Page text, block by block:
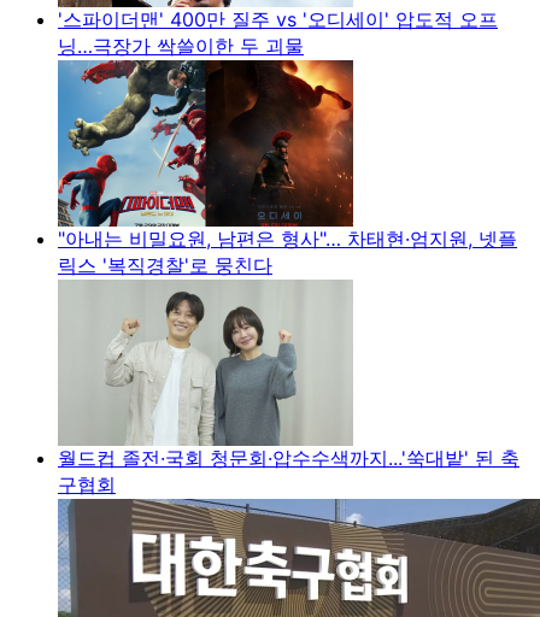
'스파이더맨' 400만 질주 vs '오디세이' 압도적 오프
닝…극장가 싹쓸이한 두 괴물
"아내는 비밀요원, 남편은 형사"… 차태현·엄지원, 넷플
릭스 '복직경찰'로 뭉친다
월드컵 졸전·국회 청문회·압수수색까지...'쑥대밭' 된 축
구협회